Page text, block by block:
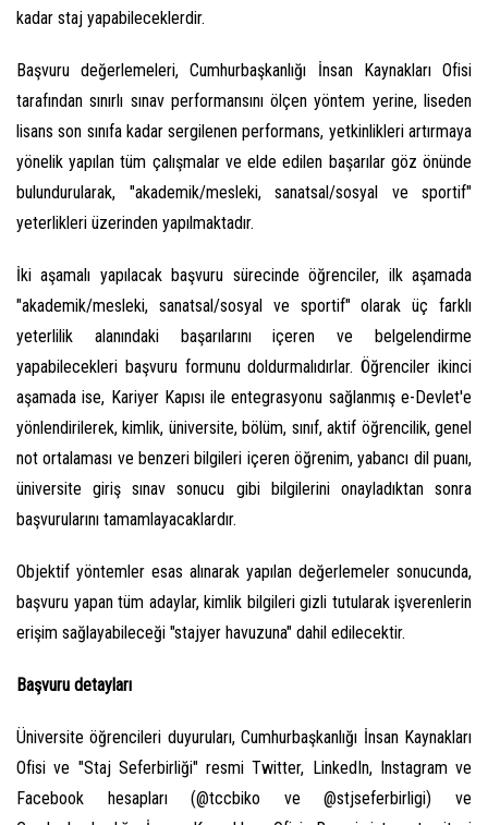
kadar staj yapabileceklerdir.
Başvuru değerlemeleri, Cumhurbaşkanlığı İnsan Kaynakları Ofisi
tarafından sınırlı sınav performansını ölçen yöntem yerine, liseden
lisans son sınıfa kadar sergilenen performans, yetkinlikleri artırmaya
yönelik yapılan tüm çalışmalar ve elde edilen başarılar göz önünde
bulundurularak, "akademik/mesleki, sanatsal/sosyal ve sportif"
yeterlikleri üzerinden yapılmaktadır.
İki aşamalı yapılacak başvuru sürecinde öğrenciler, ilk aşamada
"akademik/mesleki, sanatsal/sosyal ve sportif" olarak üç farklı
yeterlilik alanındaki başarılarını içeren ve belgelendirme
yapabilecekleri başvuru formunu doldurmalıdırlar. Öğrenciler ikinci
aşamada ise, Kariyer Kapısı ile entegrasyonu sağlanmış e-Devlet'e
yönlendirilerek, kimlik, üniversite, bölüm, sınıf, aktif öğrencilik, genel
not ortalaması ve benzeri bilgileri içeren öğrenim, yabancı dil puanı,
üniversite giriş sınav sonucu gibi bilgilerini onayladıktan sonra
başvurularını tamamlayacaklardır.
Objektif yöntemler esas alınarak yapılan değerlemeler sonucunda,
başvuru yapan tüm adaylar, kimlik bilgileri gizli tutularak işverenlerin
erişim sağlayabileceği "stajyer havuzuna" dahil edilecektir.
Başvuru detayları
Üniversite öğrencileri duyuruları, Cumhurbaşkanlığı İnsan Kaynakları
Ofisi ve "Staj Seferbirliği" resmi Twitter, LinkedIn, Instagram ve
Facebook hesapları (@tccbiko ve @stjseferbirligi) ve